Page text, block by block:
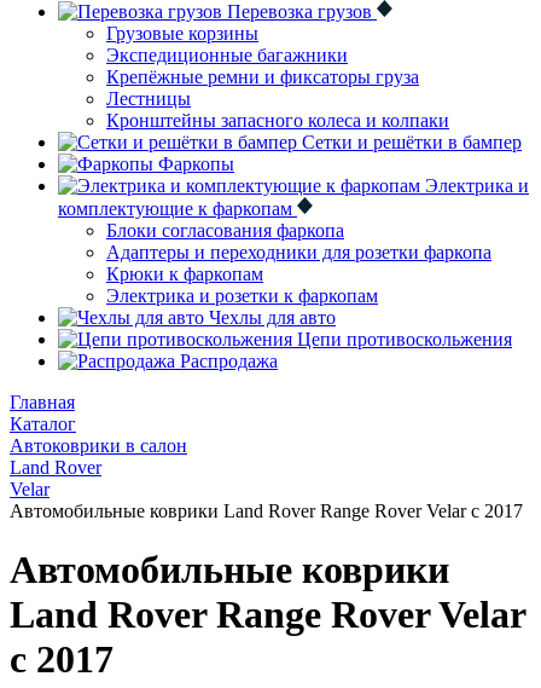
Перевозка грузов
Грузовые корзины
Экспедиционные багажники
Крепёжные ремни и фиксаторы груза
Лестницы
Кронштейны запасного колеса и колпаки
Сетки и решётки в бампер
Фаркопы
Электрика и
комплектующие к фаркопам
Блоки согласования фаркопа
Адаптеры и переходники для розетки фаркопа
Крюки к фаркопам
Электрика и розетки к фаркопам
Чехлы для авто
Цепи противоскольжения
Распродажа
Главная
Каталог
Автоковрики в салон
Land Rover
Velar
Автомобильные коврики Land Rover Range Rover Velar с 2017
Автомобильные коврики
Land Rover Range Rover Velar
с 2017